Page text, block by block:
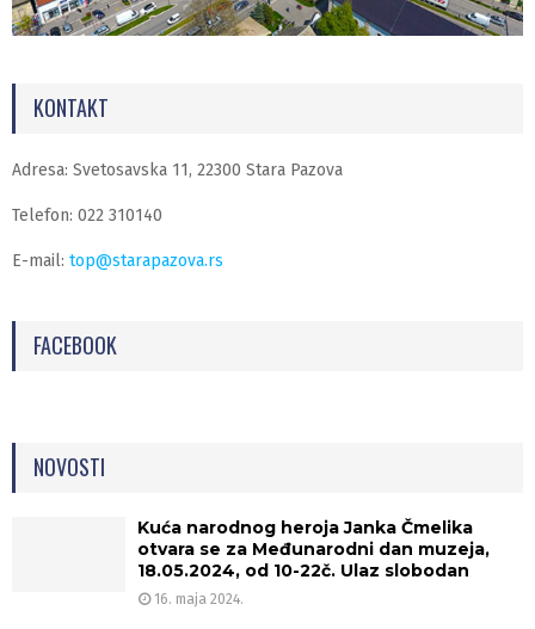
KONTAKT
Adresa: Svetosavska 11, 22300 Stara Pazova
Telefon: 022 310140
E-mail: top@starapazova.rs
FACEBOOK
NOVOSTI
Kuća narodnog heroja Janka Čmelika
otvara se za Međunarodni dan muzeja,
18.05.2024, od 10-22č. Ulaz slobodan
16. maja 2024.